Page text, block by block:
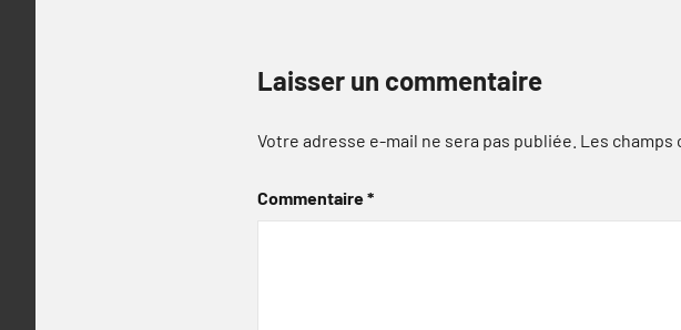
Laisser un commentaire
Votre adresse e-mail ne sera pas publiée. Les
Commentaire*